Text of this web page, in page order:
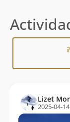
Lizet
2025-04-14